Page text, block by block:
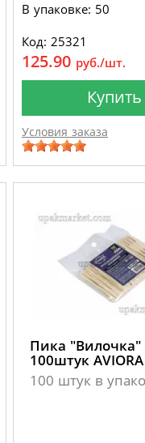
В упаковке: 50
Код: 25321
125.90 руб./шт.
Купить
Условия заказа
Пика "Вилочка"
100штук AVIORA
100 штук в